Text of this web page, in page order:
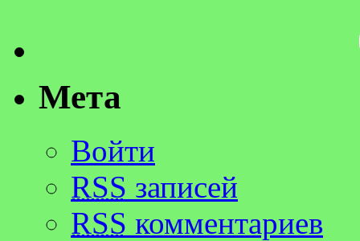
Мета
Войти
RSS записей
RSS комментариев